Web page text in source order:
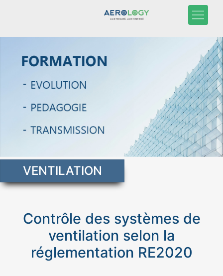
VENTILATION
Contrôle des systèmes de
ventilation selon la
réglementation RE2020